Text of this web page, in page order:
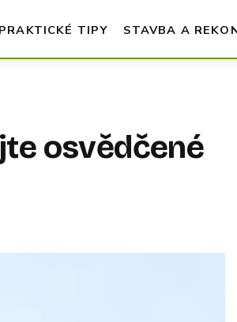
PRAKTICKÉ TIPY STAVBA A
osvědčené